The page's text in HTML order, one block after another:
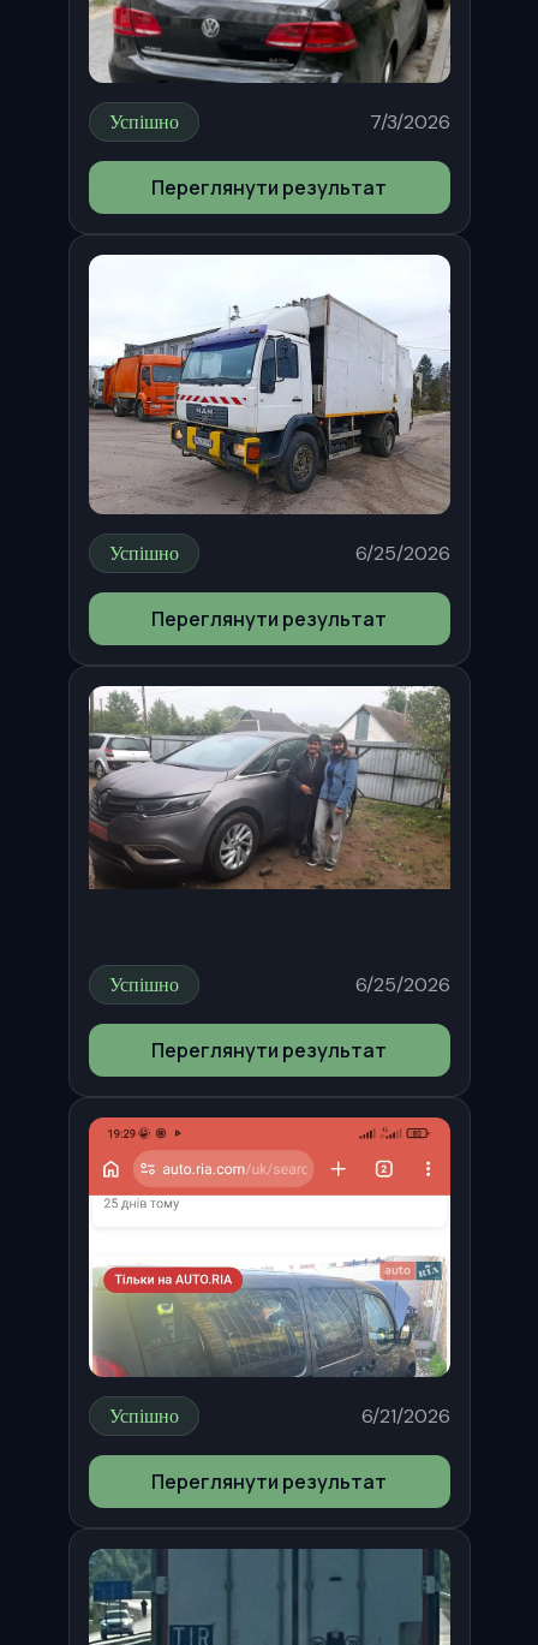
Успішно 7/3/2026
Переглянути результат
Успішно 6/25/2026
Переглянути результат
Успішно 6/25/2026
Переглянути результат
Успішно 6/21/2026
Переглянути результат